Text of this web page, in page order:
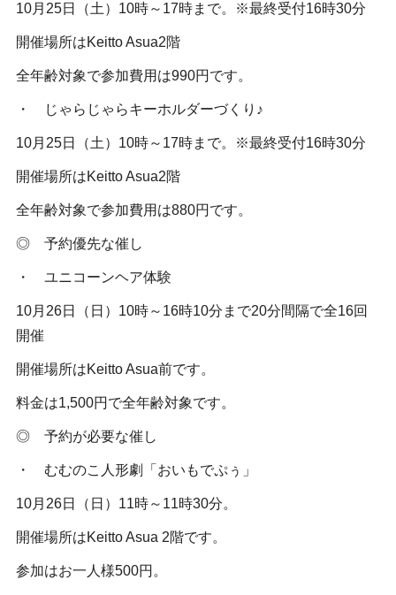
10月25日（土）10時～17時まで。※最終受付16時30分
開催場所はKeitto Asua2階
全年齢対象で参加費用は990円です。
・ じゃらじゃらキーホルダーづくり♪
10月25日（土）10時～17時まで。※最終受付16時30分
開催場所はKeitto Asua2階
全年齢対象で参加費用は880円です。
◎ 予約優先な催し
・ ユニコーンヘア体験
10月26日（日）10時～16時10分まで20分間隔で全16回
開催
開催場所はKeitto Asua前です。
料金は1,500円で全年齢対象です。
◎ 予約が必要な催し
・ むむのこ人形劇「おいもでぷぅ」
10月26日（日）11時～11時30分。
開催場所はKeitto Asua 2階です。
参加はお一人様500円。